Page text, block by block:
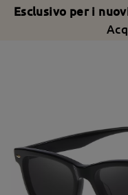
Esclusivo per i